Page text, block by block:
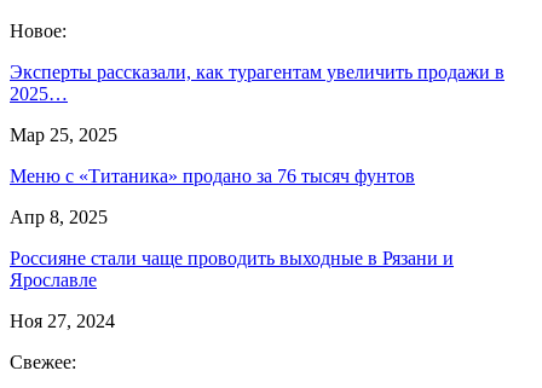
Новое:
Эксперты рассказали, как турагентам увеличить продажи в
2025…
Мар 25, 2025
Меню с «Титаника» продано за 76 тысяч фунтов
Апр 8, 2025
Россияне стали чаще проводить выходные в Рязани и
Ярославле
Ноя 27, 2024
Свежее: